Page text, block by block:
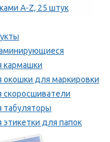
A-Z, 25 штук
кармашки
для маркировки
табуляторы
для папок